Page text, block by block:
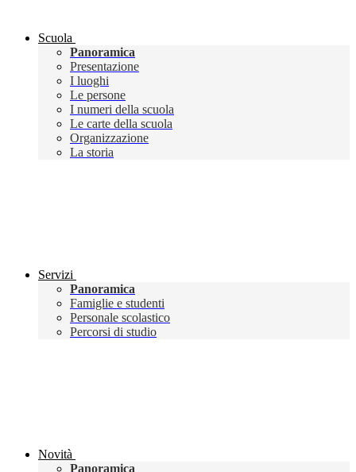
Scuola
Panoramica
Presentazione
I luoghi
Le persone
I numeri della scuola
Le carte della scuola
Organizzazione
La storia
Servizi
Panoramica
Famiglie e studenti
Personale scolastico
Percorsi di studio
Novità
Panoramica